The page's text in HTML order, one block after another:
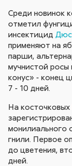
Среди новинок
отметил
инсектицид
применяют на
парши,
мучнистой росы
конус» - конец
7 - 10 дней.
На косточковых
монилиального
гнили. Первое
до цветения,
дней.